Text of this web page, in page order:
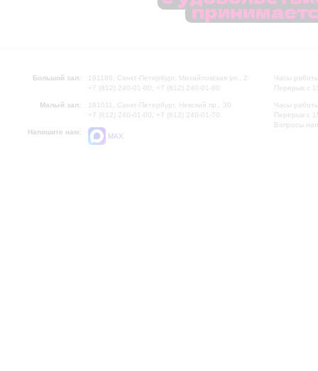
Большой зал:
191186, Санкт-Петербург, Михайловская ул., 2
+7 (812) 240-01-00, +7 (812) 240-01-80
Малый зал:
191011, Санкт-Петербург, Невский пр., 30
+7 (812) 240-01-00, +7 (812) 240-01-70
Напишите нам:
MAX
Часы
Перерыв с
Часы
Перерыв с
Вопросы